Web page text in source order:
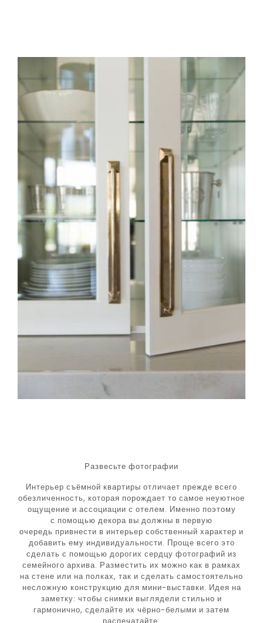
Развесьте фотографии
Интерьер съёмной квартиры отличает прежде всего
обезличенность, которая порождает то самое неуютное
ощущение и ассоциации с отелем. Именно поэтому
с помощью декора вы должны в первую
очередь привнести в интерьер собственный характер и
добавить ему индивидуальности. Проще всего это
сделать с помощью дорогих сердцу фотографий из
семейного архива. Разместить их можно как в рамках
на стене или на полках, так и сделать самостоятельно
несложную конструкцию для мини-выставки. Идея на
заметку: чтобы снимки выглядели стильно и
гармонично, сделайте их чёрно-белыми и затем